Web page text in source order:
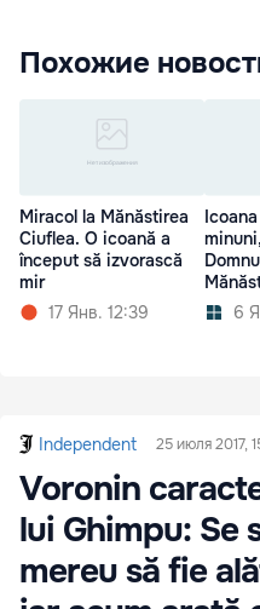
Похожие
Miracol la Mănăstirea
Ciuflea. O icoană a
început să izvorască
mir
17 Янв. 12:39
6
Independent 25 июля 2017,
Voronin
lui Ghimpu: Se
mereu să fie